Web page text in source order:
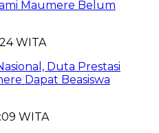
Maumere Belum
WITA
Duta Prestasi
Dapat Beasiswa
WITA